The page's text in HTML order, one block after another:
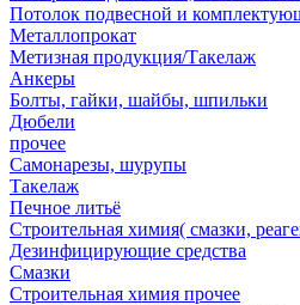
Потолок подвесной и
Металлопрокат
Метизная продукция/Такелаж
Анкеры
Болты, гайки, шайбы, шпильки
Дюбели
прочее
Самонарезы, шурупы
Такелаж
Печное литьё
Строительная химия( смазки,
Дезинфицирующие средства
Смазки
Строительная химия прочее